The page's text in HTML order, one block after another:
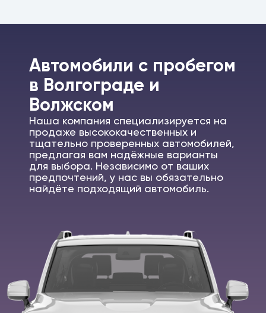
Автомобили c пробегом
в Волгограде и
Волжском
Наша компания специализируется на
продаже высококачественных и
тщательно проверенных автомобилей,
предлагая вам надёжные варианты
для выбора. Независимо от ваших
предпочтений, у нас вы обязательно
найдёте подходящий автомобиль.